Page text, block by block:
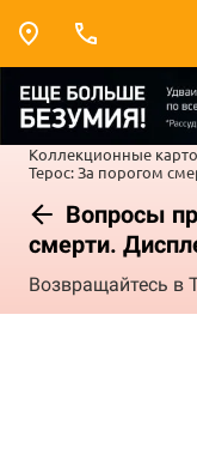
Коллекционные
Терос: За порогом
Вопросы
смерти.
Возвращайтесь в